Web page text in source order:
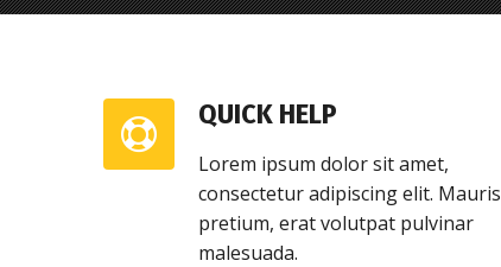
QUICK HELP
Lorem ipsum dolor sit amet,
consectetur adipiscing elit. Mauris
pretium, erat volutpat pulvinar
malesuada.